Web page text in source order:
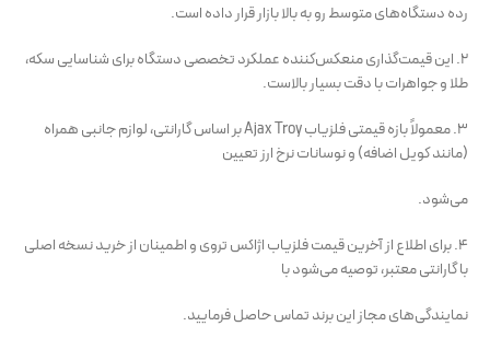
رده دستگاه‌های متوسط رو به بالا بازار قرار داده است.
۲. این قیمت‌گذاری منعکس‌کننده عملکرد تخصصی دستگاه برای شناسایی سکه،
طلا و جواهرات با دقت بسیار بالاست.
۳. معمولاً بازه قیمتی فلزیاب Ajax Troy بر اساس گارانتی، لوازم جانبی همراه
(مانند کویل اضافه) و نوسانات نرخ ارز تعیین
می‌شود.
۴. برای اطلاع از آخرین قیمت فلزیاب اژاکس تروی و اطمینان از خرید نسخه اصلی
با گارانتی معتبر، توصیه می‌شود با
نمایندگی‌های مجاز این برند تماس حاصل فرمایید.